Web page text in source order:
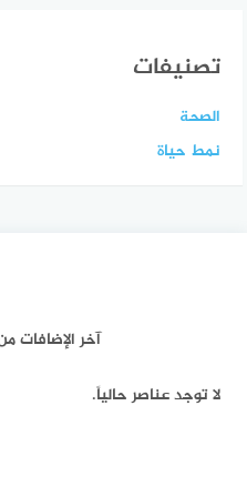
تصنيفات
الصحة
نمط حياة
آخر الإضافات
لا توجد عناصر حالياً.